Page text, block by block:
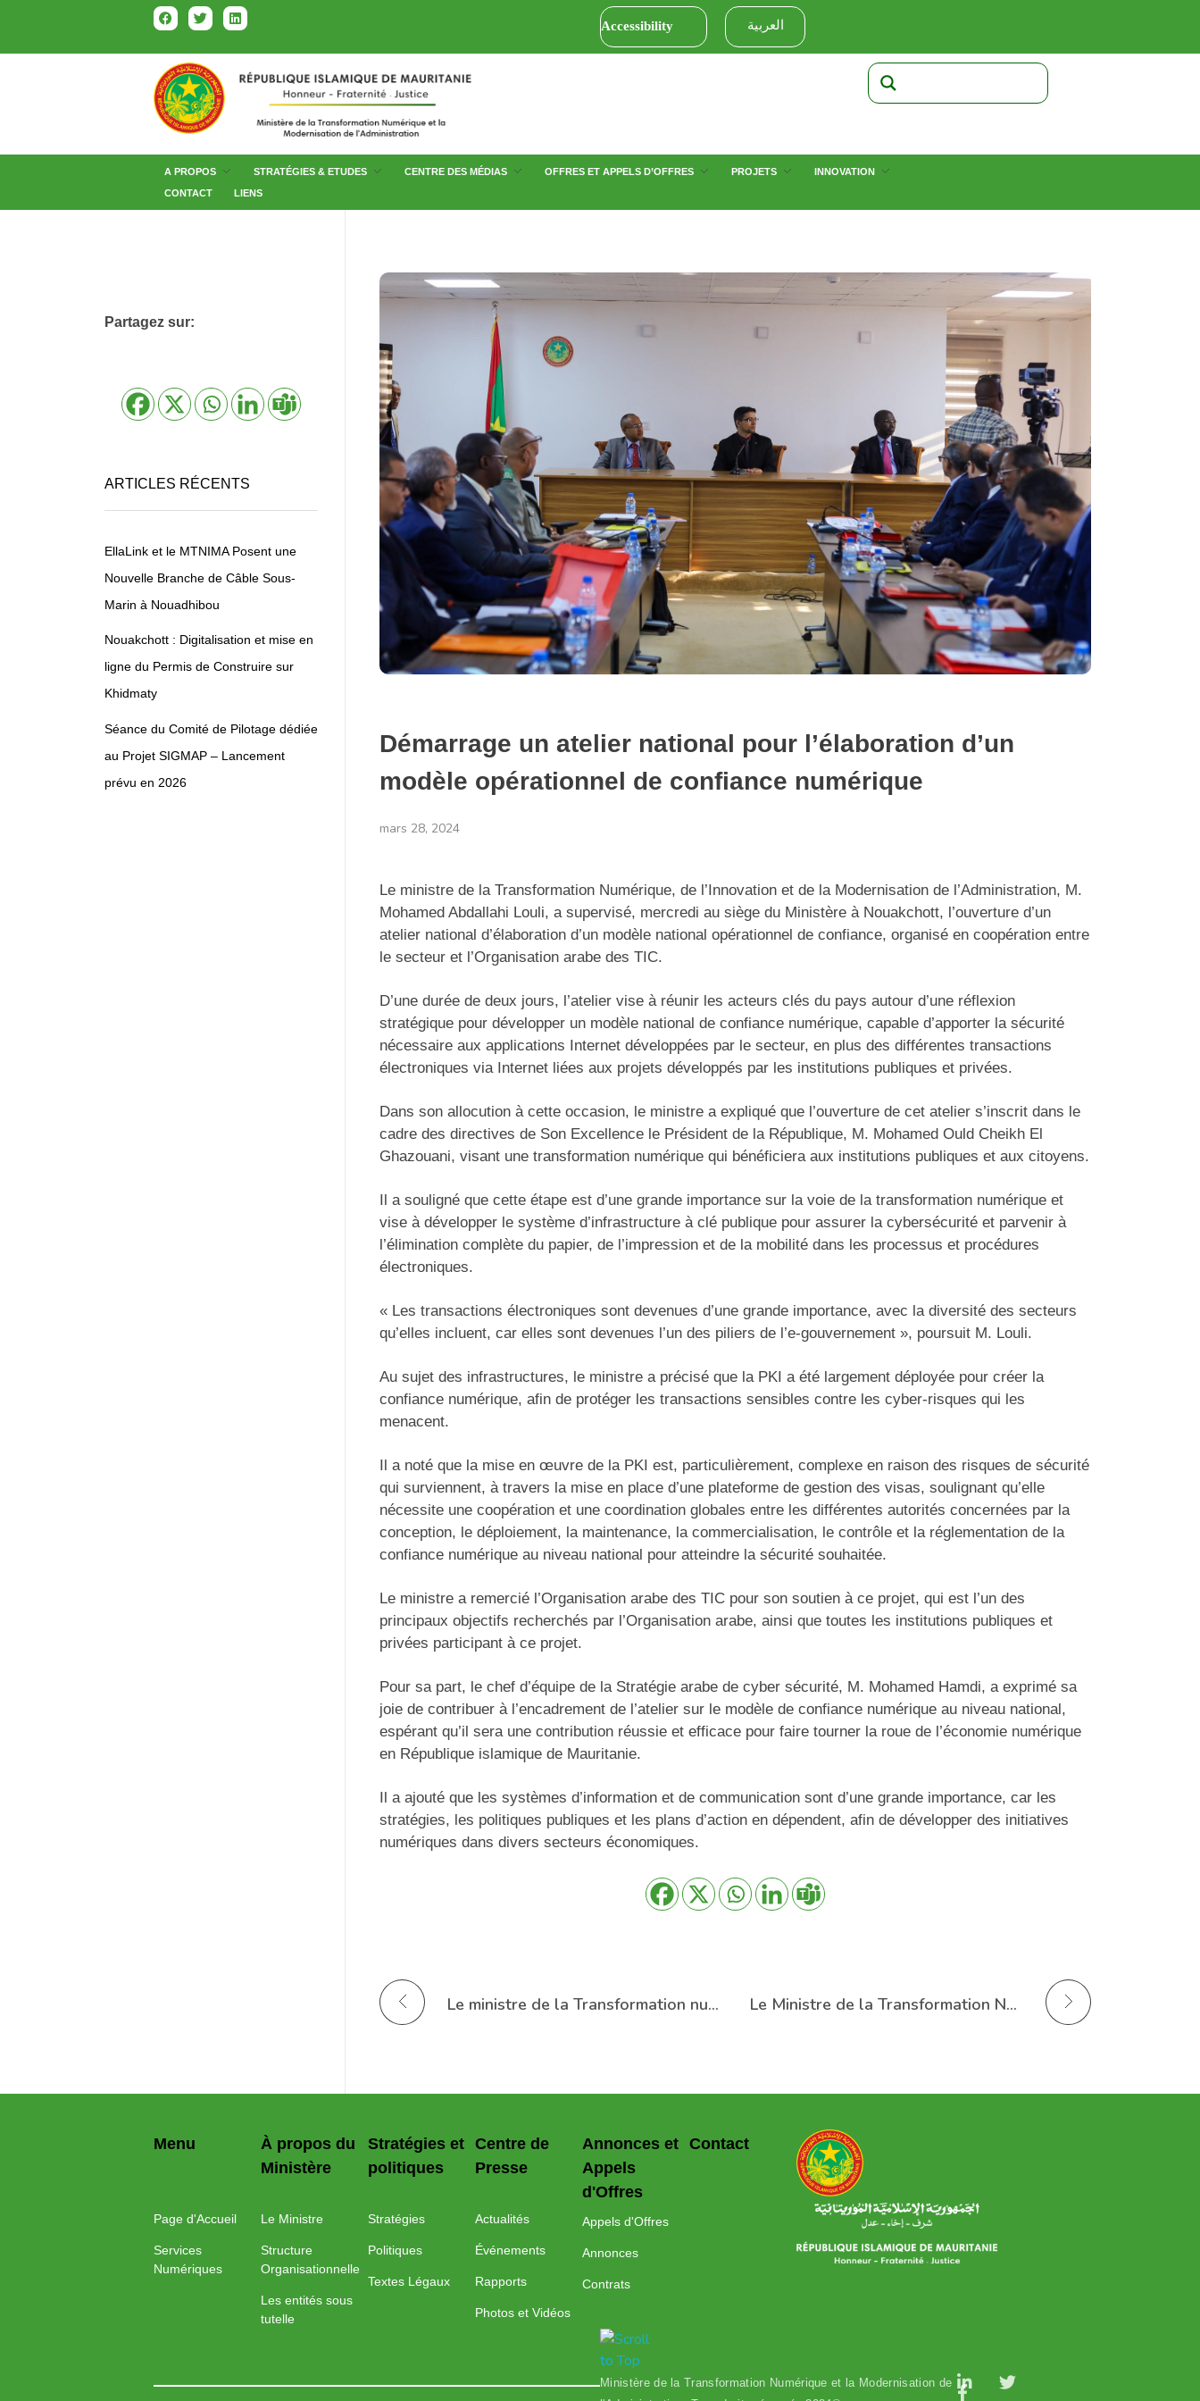
العربية Accessibility
A PROPOS STRATÉGIES & ETUDES CENTRE DES MÉDIAS OFFRES ET APPELS D’OFFRES PROJETS
INNOVATION
CONTACT
LIENS
Démarrage un atelier national pour l’élaboration d’un
modèle opérationnel de confiance numérique
mars 28, 2024
Le ministre de la Transformation Numérique, de l’Innovation et de la Modernisation de l’Administration, M.
Mohamed Abdallahi Louli, a supervisé, mercredi au siège du Ministère à Nouakchott, l’ouverture d’un
atelier national d’élaboration d’un modèle national opérationnel de confiance, organisé en coopération entre
le secteur et l’Organisation arabe des TIC.
D’une durée de deux jours, l’atelier vise à réunir les acteurs clés du pays autour d’une réflexion
stratégique pour développer un modèle national de confiance numérique, capable d’apporter la sécurité
nécessaire aux applications Internet développées par le secteur, en plus des différentes transactions
électroniques via Internet liées aux projets développés par les institutions publiques et privées.
Dans son allocution à cette occasion, le ministre a expliqué que l’ouverture de cet atelier s’inscrit dans le
cadre des directives de Son Excellence le Président de la République, M. Mohamed Ould Cheikh El
Ghazouani, visant une transformation numérique qui bénéficiera aux institutions publiques et aux citoyens.
Il a souligné que cette étape est d’une grande importance sur la voie de la transformation numérique et
vise à développer le système d’infrastructure à clé publique pour assurer la cybersécurité et parvenir à
l’élimination complète du papier, de l’impression et de la mobilité dans les processus et procédures
électroniques.
« Les transactions électroniques sont devenues d’une grande importance, avec la diversité des secteurs
qu’elles incluent, car elles sont devenues l’un des piliers de l’e-gouvernement », poursuit M. Louli.
Au sujet des infrastructures, le ministre a précisé que la PKI a été largement déployée pour créer la
confiance numérique, afin de protéger les transactions sensibles contre les cyber-risques qui les
menacent.
Il a noté que la mise en œuvre de la PKI est, particulièrement, complexe en raison des risques de sécurité
qui surviennent, à travers la mise en place d’une plateforme de gestion des visas, soulignant qu’elle
nécessite une coopération et une coordination globales entre les différentes autorités concernées par la
conception, le déploiement, la maintenance, la commercialisation, le contrôle et la réglementation de la
confiance numérique au niveau national pour atteindre la sécurité souhaitée.
Le ministre a remercié l’Organisation arabe des TIC pour son soutien à ce projet, qui est l’un des
principaux objectifs recherchés par l’Organisation arabe, ainsi que toutes les institutions publiques et
privées participant à ce projet.
Pour sa part, le chef d’équipe de la Stratégie arabe de cyber sécurité, M. Mohamed Hamdi, a exprimé sa
joie de contribuer à l’encadrement de l’atelier sur le modèle de confiance numérique au niveau national,
espérant qu’il sera une contribution réussie et efficace pour faire tourner la roue de l’économie numérique
en République islamique de Mauritanie.
Il a ajouté que les systèmes d’information et de communication sont d’une grande importance, car les
stratégies, les politiques publiques et les plans d’action en dépendent, afin de développer des initiatives
numériques dans divers secteurs économiques.
Le ministre de la Transformation numérique se réunit avec la vice-ministre des Affaires du Cabinet pour les affaires stratégiques des Émirats Arabes Unis Le Ministre de la Transformation Numérique inaugure les activités de l’atelier consultatif sur la stratégie nationale en matière d’intelligence artificielle
Partagez sur:
ARTICLES RÉCENTS
EllaLink et le MTNIMA Posent une
Nouvelle Branche de Câble Sous-
Marin à Nouadhibou
Nouakchott : Digitalisation et mise en
ligne du Permis de Construire sur
Khidmaty
Séance du Comité de Pilotage dédiée
au Projet SIGMAP – Lancement
prévu en 2026
وزارة التحول الرقمي وعصرنة الادارة
Contact
Annonces et
Appels
d'Offres
Appels d'Offres
Annonces
Contrats
Centre de
Presse
Actualités
Événements
Rapports
Photos et Vidéos
Stratégies et
politiques
Stratégies
Politiques
Textes Légaux
À propos du
Ministère
Le Ministre
Structure
Organisationnelle
Les entités sous
tutelle
Menu
Page d'Accueil
Services
Numériques
Ministère de la Transformation Numérique et la Modernisation de